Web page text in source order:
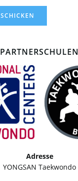
PARTNERSCHULEN
Adresse
YONGSAN Taekwondo